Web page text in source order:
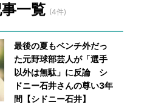
一覧 (4件)
最後の夏もベンチ外だっ
た元野球部芸人が「選手
以外は無駄」に反論 シ
ドニー石井さんの尊い3年
間【シドニー石井】